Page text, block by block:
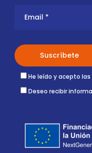
He leído y acepto
Deseo recibir